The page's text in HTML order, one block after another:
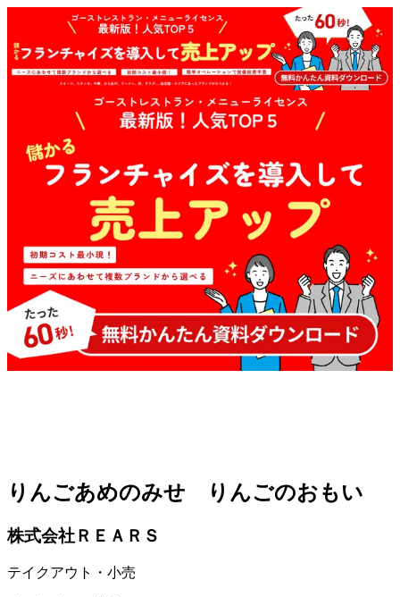
りんごあめのみせ りんごのおもい
株式会社ＲＥＡＲＳ
テイクアウト・小売